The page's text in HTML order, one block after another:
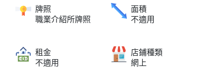
牌照
職業介紹所牌照
面積
不適用
租金
不適用
店鋪種類
網上